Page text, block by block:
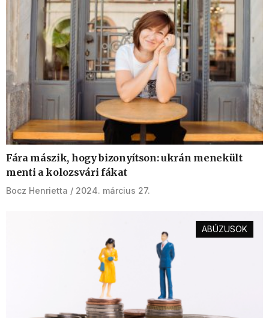
Fára mászik, hogy bizonyítson: ukrán menekült
menti a kolozsvári fákat
Bocz Henrietta 2024. március 27.
ABÚZUSOK